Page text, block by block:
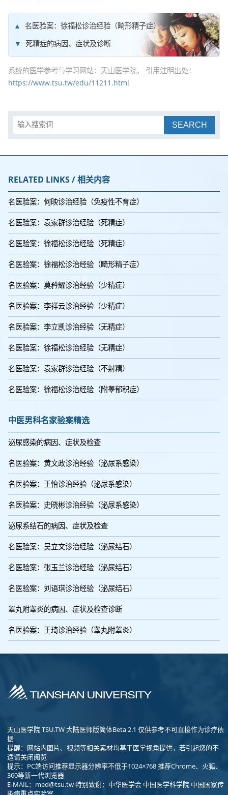
名医验案：徐福松诊治经验（畸形精子症）
死精症的病因、症状及诊断
系统的医学参考与学习网站：天山医学院， 引用注明出处：
https://www.tsu.tw/edu/11211.html
SEARCH
RELATED LINKS / 相关内容
名医验案：何映诊治经验（免疫性不育症）
名医验案：袁家群诊治经验（死精症）
名医验案：徐福松诊治经验（死精症）
名医验案：徐福松诊治经验（畸形精子症）
名医验案：莫矜耀诊治经验（少精症）
名医验案：李祥云诊治经验（少精症）
名医验案：李立凯诊治经验（无精症）
名医验案：徐福松诊治经验（无精症）
名医验案：袁家群诊治经验（不射精）
名医验案：徐福松诊治经验（附睾郁积症）
中医男科名家验案精选
泌尿感染的病因、症状及检查
名医验案：黄文政诊治经验（泌尿系感染）
名医验案：王怡诊治经验（泌尿系感染）
名医验案：史晓彬诊治经验（泌尿系感染）
泌尿系结石的病因、症状及检查
名医验案：吴立文诊治经验（泌尿结石）
名医验案：张玉兰诊治经验（泌尿结石）
名医验案：刘语琪诊治经验（泌尿结石）
睾丸附睾炎的病因、症状及检查诊断
名医验案：王琦诊治经验（睾丸附睾炎）
天山医学院 TSU.TW 大陆医师版简体Beta 2.1 仅供参考不可直接作为诊疗依
据
提醒：网站内图片、视频等相关素材均基于医学视角提供，若引起您的不
适请关闭阅览
提示：PC端访问推荐显示器分辨率不低于1024×768 推荐Chrome、火狐、
360等新一代浏览器
E-MAIL： med@tsu.tw特别致谢：中华医学会 中国医学科学院 中国国家传